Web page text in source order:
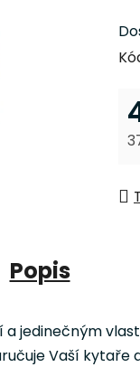
5
Popis
jedinečným
Vaší kytaře